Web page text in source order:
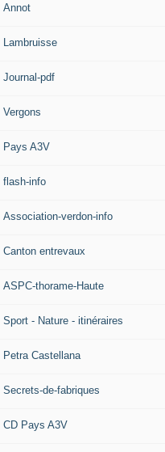
Annot
Lambruisse
Journal-pdf
Vergons
Pays A3V
flash-info
Association-verdon-info
Canton entrevaux
ASPC-thorame-Haute
Sport - Nature - itinéraires
Petra Castellana
Secrets-de-fabriques
CD Pays A3V